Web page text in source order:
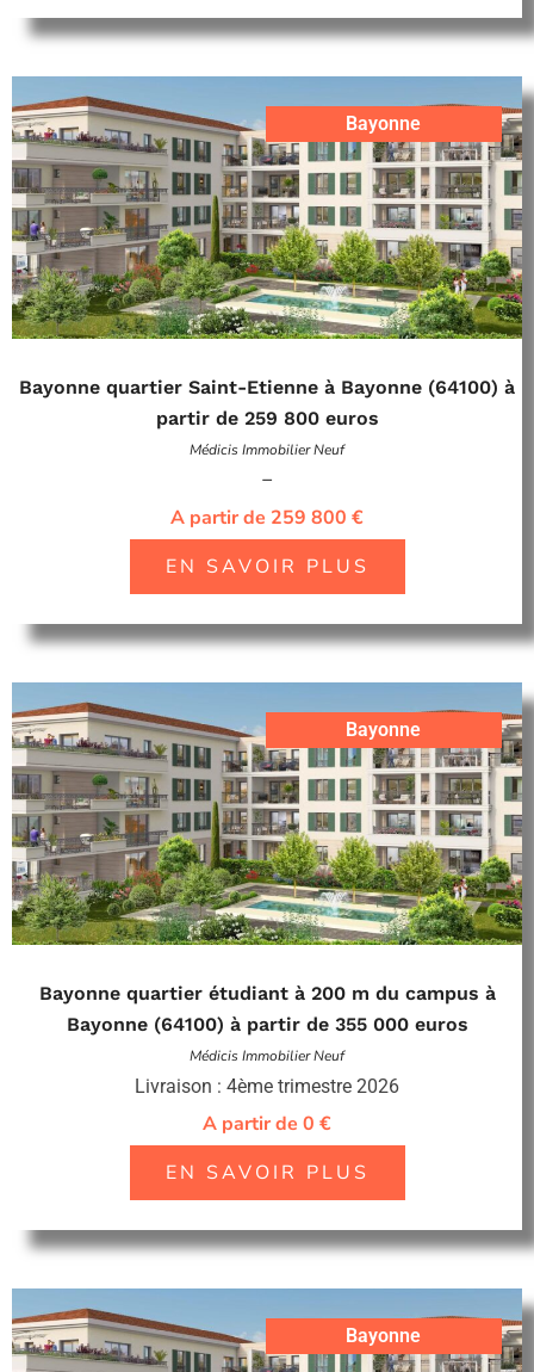
Bayonne
Bayonne quartier Saint-Etienne à Bayonne (64100) à
partir de 259 800 euros
Médicis Immobilier Neuf
–
A partir de 259 800 €
EN SAVOIR PLUS
Bayonne
Bayonne quartier étudiant à 200 m du campus à
Bayonne (64100) à partir de 355 000 euros
Médicis Immobilier Neuf
Livraison : 4ème trimestre 2026
A partir de 0 €
EN SAVOIR PLUS
Bayonne